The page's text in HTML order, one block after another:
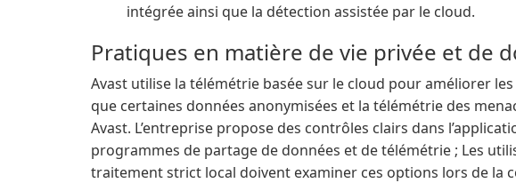
intégrée ainsi que la détection assistée par le cloud.
Pratiques en matière de vie privée et de
Avast utilise la télémétrie basée sur le cloud pour améliorer
que certaines données anonymisées et la télémétrie des
Avast. L’entreprise propose des contrôles clairs dans
programmes de partage de données et de télémétrie ; Les
traitement strict local doivent examiner ces options lors de la